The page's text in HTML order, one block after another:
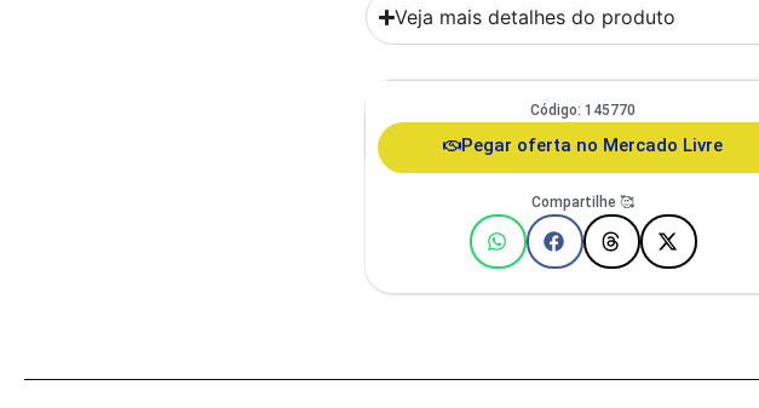
Veja mais detalhes do produto
Comedouro Duplo Gato E Cachorro De Pequeno Porte
Itaporã Duo Design
Código: 145770
Pegar oferta no Mercado Livre
Compartilhe 🥰